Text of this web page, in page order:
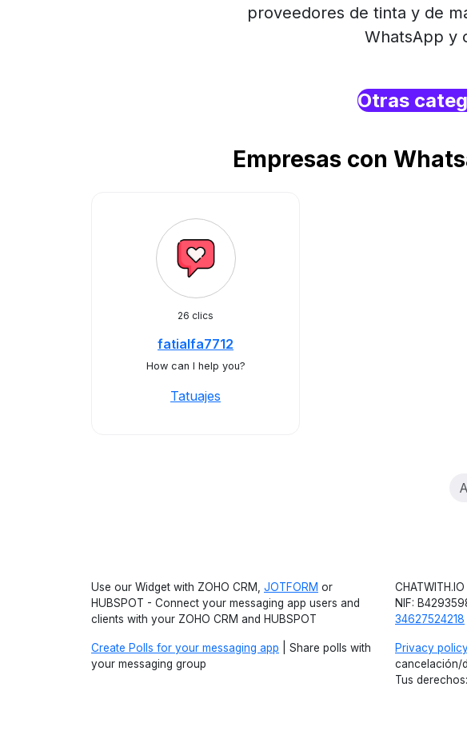
proveedores de tinta y de
WhatsApp y
Otras
Empresas con
26 clics
fatialfa7712
How can I help you?
Tatuajes
Use our Widget with ZOHO CRM, JOTFORM or
HUBSPOT - Connect your messaging app users and
clients with your ZOHO CRM and HUBSPOT
Create Polls for your messaging app | Share polls with
your messaging group
NIF:
34627524218
Privacy
cancelación/
Tus derechos: